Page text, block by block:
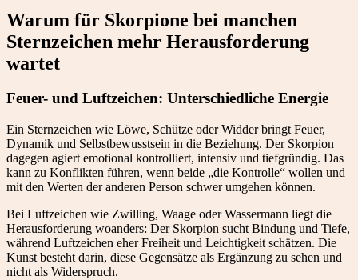
Warum für Skorpione bei manchen
Sternzeichen mehr Herausforderung
wartet
Feuer- und Luftzeichen: Unterschiedliche Energie
Ein Sternzeichen wie Löwe, Schütze oder Widder bringt Feuer,
Dynamik und Selbstbewusstsein in die Beziehung. Der Skorpion
dagegen agiert emotional kontrolliert, intensiv und tiefgründig. Das
kann zu Konflikten führen, wenn beide „die Kontrolle“ wollen und
mit den Werten der anderen Person schwer umgehen können.
Bei Luftzeichen wie Zwilling, Waage oder Wassermann liegt die
Herausforderung woanders: Der Skorpion sucht Bindung und Tiefe,
während Luftzeichen eher Freiheit und Leichtigkeit schätzen. Die
Kunst besteht darin, diese Gegensätze als Ergänzung zu sehen und
nicht als Widerspruch.